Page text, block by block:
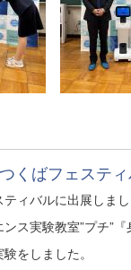
くばフェステ
ィバルに出展しまし
ンス実験教室”プチ”
をしました。